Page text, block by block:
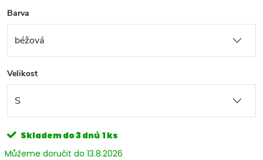
Barva
Velikost
Skladem do 3 dnů 1 ks
13.8.2026